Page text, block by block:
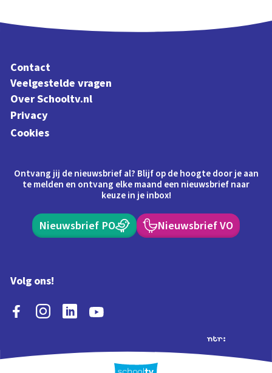
Contact
Veelgestelde vragen
Over Schooltv.nl
Privacy
Cookies
Ontvang jij de nieuwsbrief al? Blijf op de hoogte door je aan
te melden en ontvang elke maand een nieuwsbrief naar
keuze in je inbox!
Nieuwsbrief PO Nieuwsbrief VO
Volg ons!